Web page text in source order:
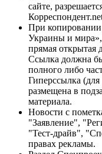
сайте,
При копировании
Украины и мира»,
прямая открытая
Ссылка должна
полного либо
Гиперссылка
размещена в
материала.
Новости с
"Заявление",
"Тест-драйв",
правах рекламы.